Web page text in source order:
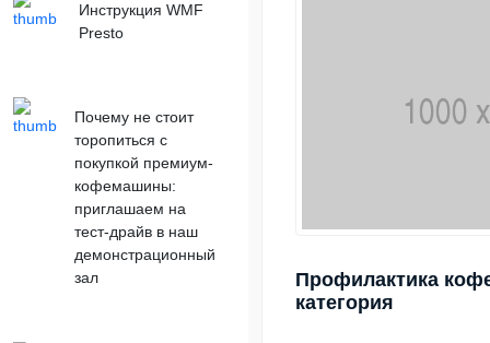
Инструкция WMF
Presto
Почему не стоит
торопиться с
покупкой премиум-
кофемашины:
приглашаем на
тест-драйв в наш
демонстрационный
зал
Профилактика
категория